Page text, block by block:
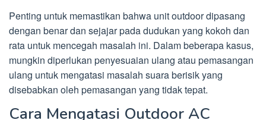
Penting untuk memastikan bahwa unit outdoor dipasang
dengan benar dan sejajar pada dudukan yang kokoh dan
rata untuk mencegah masalah ini. Dalam beberapa kasus,
mungkin diperlukan penyesuaian ulang atau pemasangan
ulang untuk mengatasi masalah suara berisik yang
disebabkan oleh pemasangan yang tidak tepat.
Cara Mengatasi Outdoor AC